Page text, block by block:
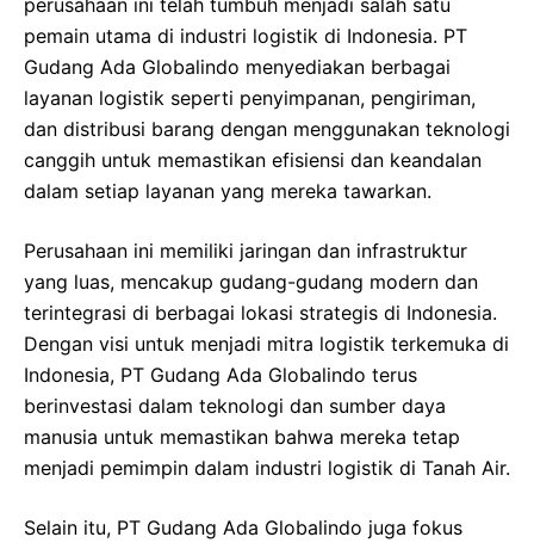
pemain utama di industri logistik di Indonesia. PT
Gudang Ada Globalindo menyediakan berbagai
layanan logistik seperti penyimpanan, pengiriman,
dan distribusi barang dengan menggunakan teknologi
canggih untuk memastikan efisiensi dan keandalan
dalam setiap layanan yang mereka tawarkan.
Perusahaan ini memiliki jaringan dan infrastruktur
yang luas, mencakup gudang-gudang modern dan
terintegrasi di berbagai lokasi strategis di Indonesia.
Dengan visi untuk menjadi mitra logistik terkemuka di
Indonesia, PT Gudang Ada Globalindo terus
berinvestasi dalam teknologi dan sumber daya
manusia untuk memastikan bahwa mereka tetap
menjadi pemimpin dalam industri logistik di Tanah Air.
Selain itu, PT Gudang Ada Globalindo juga fokus